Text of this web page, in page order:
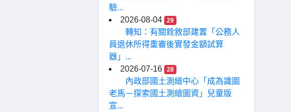
驗...
2026-08-04
29
轉知：有關銓敘部建置「公務人
員退休所得重審後實發金額試算
器」...
2026-07-16
28
內政部國土測繪中心「成為識圖
老馬－探索國土測繪圖資」兒童版
宣...